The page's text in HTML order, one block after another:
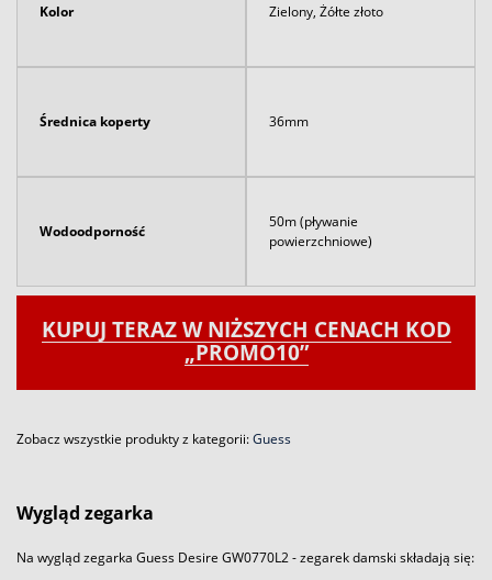
Kolor Zielony, Żółte złoto
Średnica koperty 36mm
Wodoodporność
50m (pływanie
powierzchniowe)
KUPUJ TERAZ W NIŻSZYCH CENACH KOD
„PROMO10”
Zobacz wszystkie produkty z kategorii:Guess
Wygląd zegarka
Na wygląd zegarka Guess Desire GW0770L2 - zegarek damski składają się: